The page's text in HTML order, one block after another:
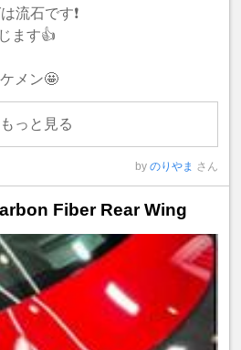
流石です❗️
ます👍
メン🤩
もっと見る
by のりやま さん
Fiber Rear Wing